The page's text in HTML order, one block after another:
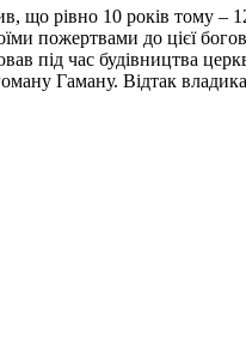
що рівно 10 років тому –
пожертвами до цієї
під час будівництва
Гаману. Відтак